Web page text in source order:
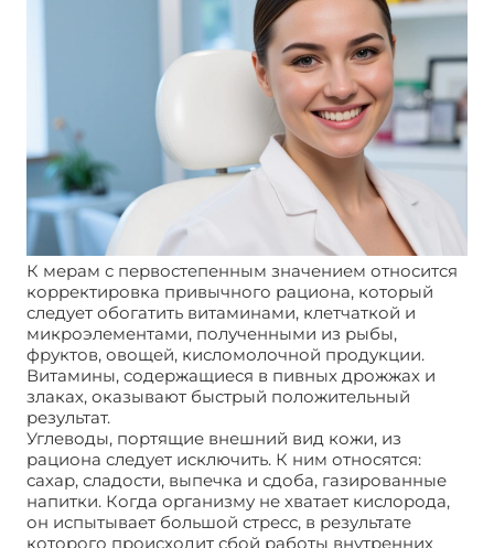
К мерам с первостепенным значением относится
корректировка привычного рациона, который
следует обогатить витаминами, клетчаткой и
микроэлементами, полученными из рыбы,
фруктов, овощей, кисломолочной продукции.
Витамины, содержащиеся в пивных дрожжах и
злаках, оказывают быстрый положительный
результат.
Углеводы, портящие внешний вид кожи, из
рациона следует исключить. К ним относятся:
сахар, сладости, выпечка и сдоба, газированные
напитки. Когда организму не хватает кислорода,
он испытывает большой стресс, в результате
которого происходит сбой работы внутренних